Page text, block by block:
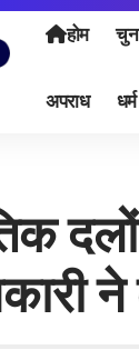
होम
अपराध धर्म